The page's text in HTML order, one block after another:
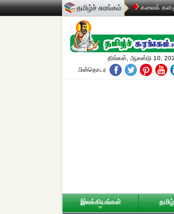
தமிழ்ச் சுரங்கம் கலைக்
திங்கள், ஆகஸ்டு 10,
பின்தொடர
இலக்கியங்கள்